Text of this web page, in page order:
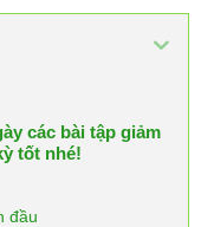
các bài tập giảm
tốt nhé!
đầu